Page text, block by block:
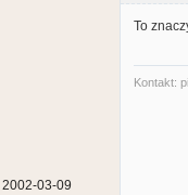
2002-03-09
To
Kontakt: